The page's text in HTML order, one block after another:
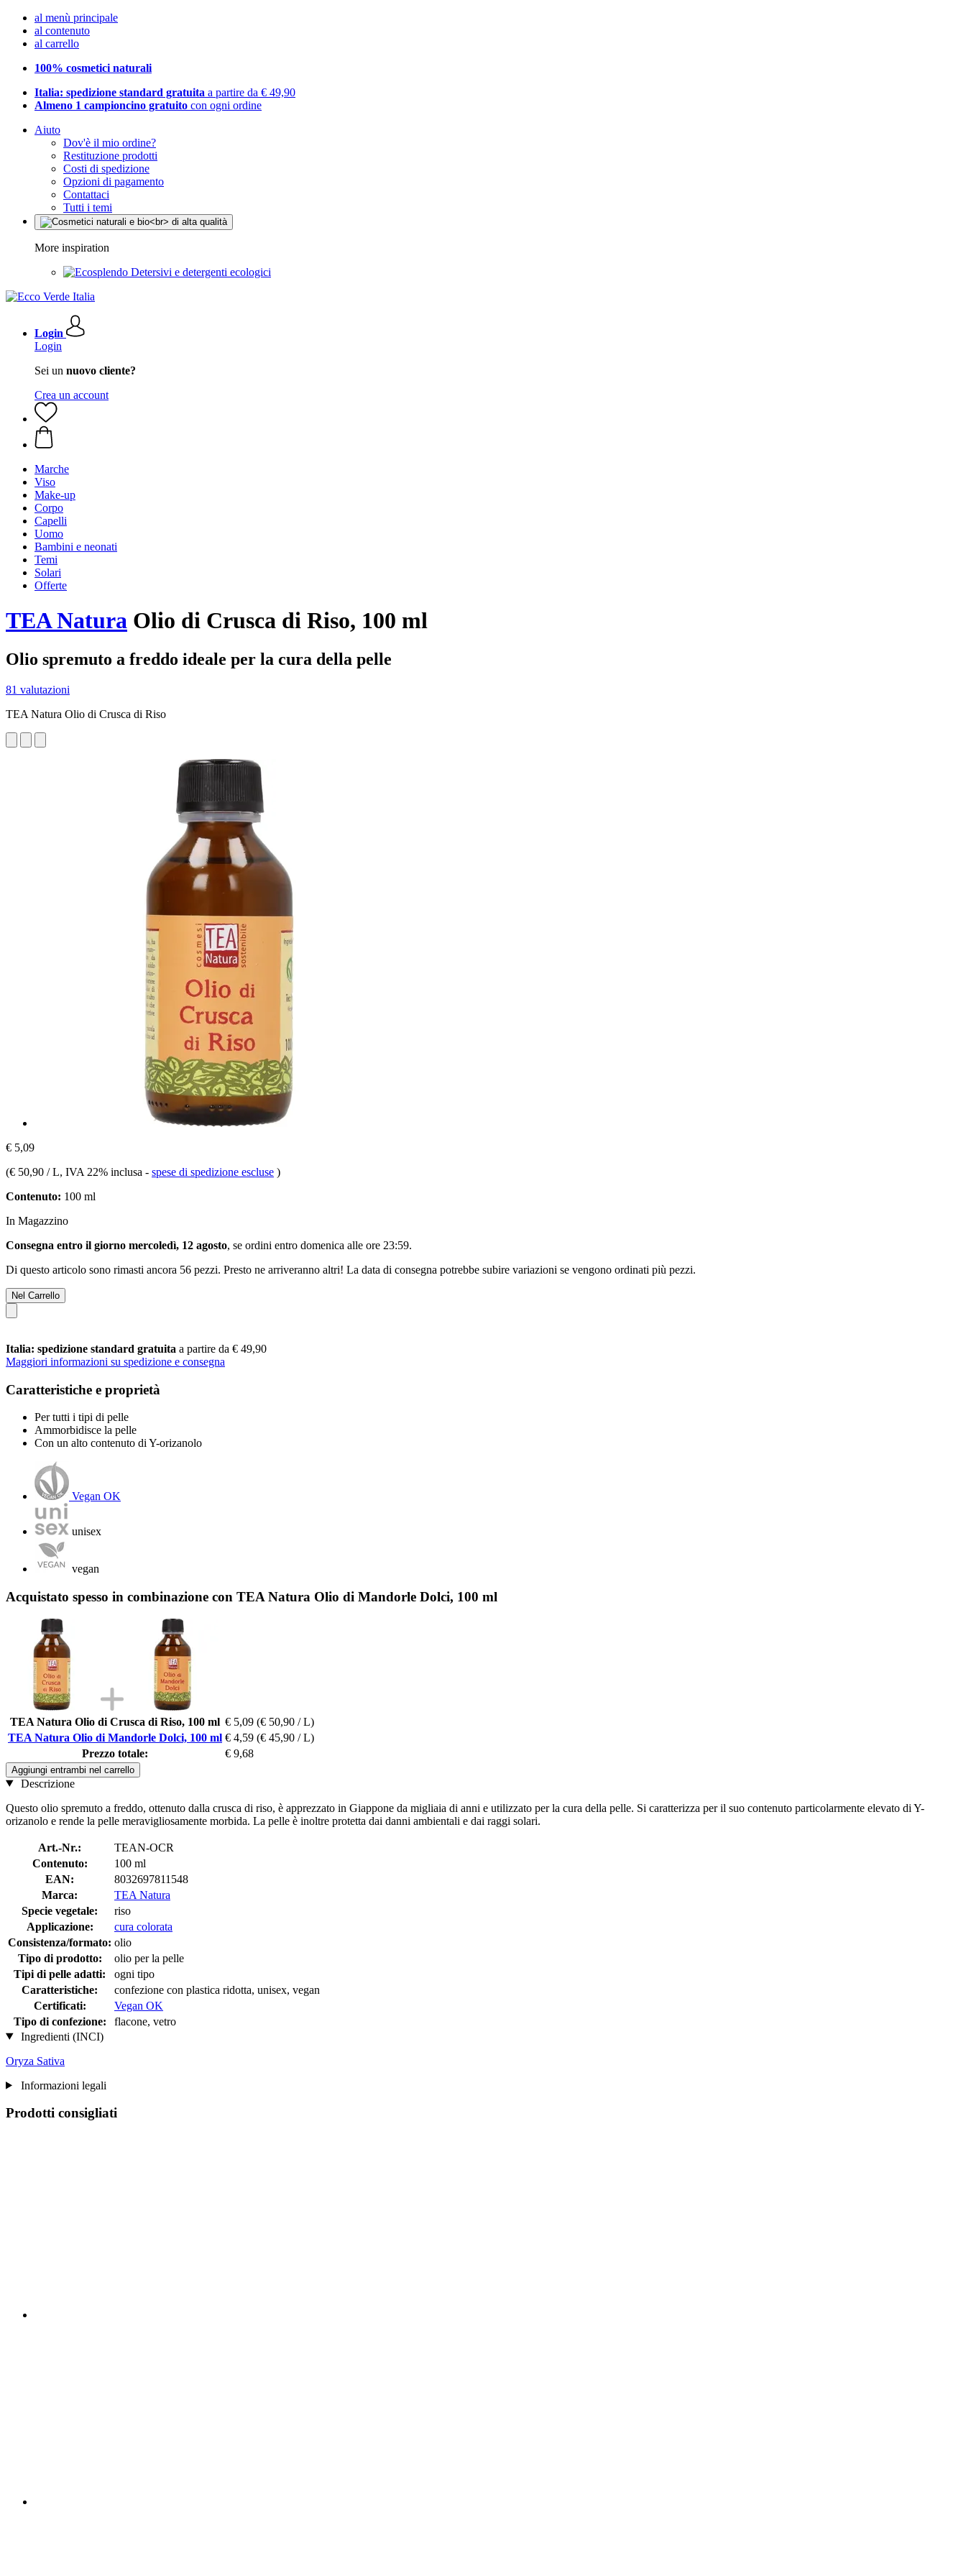
al menù principale
al contenuto
al carrello
100% cosmetici naturali
Italia: spedizione standard gratuita a partire da € 49,90
Almeno 1 campioncino gratuito con ogni ordine
Aiuto
Dov'è il mio ordine?
Restituzione prodotti
Costi di spedizione
Opzioni di pagamento
Contattaci
Tutti i temi
More inspiration
Detersivi e detergenti ecologici
Login
Login
Sei un nuovo cliente?
Crea un account
Marche
Viso
Make-up
Corpo
Capelli
Uomo
Bambini e neonati
Temi
Solari
Offerte
TEA Natura Olio di Crusca di Riso, 100 ml
Olio spremuto a freddo ideale per la cura della pelle
81 valutazioni
TEA Natura Olio di Crusca di Riso
€ 5,09
(€ 50,90 / L, IVA 22% inclusa - spese di spedizione escluse )
Contenuto: 100 ml
In Magazzino
Consegna entro il giorno mercoledì, 12 agosto, se ordini entro domenica alle ore 23:59.
Di questo articolo sono rimasti ancora 56 pezzi. Presto ne arriveranno altri! La data di consegna potrebbe subire variazioni se vengono ordinati più pezzi.
Nel Carrello
Italia: spedizione standard gratuita a partire da € 49,90
Maggiori informazioni su spedizione e consegna
Caratteristiche e proprietà
Per tutti i tipi di pelle
Ammorbidisce la pelle
Con un alto contenuto di Y-orizanolo
Vegan OK
unisex
vegan
Acquistato spesso in combinazione con TEA Natura Olio di Mandorle Dolci, 100 ml
TEA Natura Olio di Crusca di Riso, 100 ml € 5,09 (€ 50,90 / L)
TEA Natura Olio di Mandorle Dolci, 100 ml € 4,59 (€ 45,90 / L)
Prezzo totale:
€ 9,68
Aggiungi entrambi nel carrello
Descrizione
Questo olio spremuto a freddo, ottenuto dalla crusca di riso, è apprezzato in Giappone da migliaia di anni e utilizzato per la cura della pelle. Si caratterizza per il suo contenuto particolarmente elevato di Y-
orizanolo e rende la pelle meravigliosamente morbida. La pelle è inoltre protetta dai danni ambientali e dai raggi solari.
Art.-Nr.:
TEAN-OCR
Contenuto:
100 ml
EAN:
8032697811548
Marca:
TEA Natura
Specie vegetale:
riso
Applicazione:
cura colorata
Consistenza/formato: olio
Tipo di prodotto:
olio per la pelle
Tipi di pelle adatti:
ogni tipo
Caratteristiche:
confezione con plastica ridotta, unisex, vegan
Certificati:
Vegan OK
Tipo di confezione:
flacone, vetro
Ingredienti (INCI)
Oryza Sativa
Informazioni legali
Prodotti consigliati